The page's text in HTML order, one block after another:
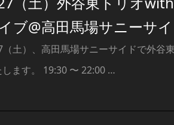
ブ@高田馬場サニーサ
土）、高田馬場サニーサイドで外谷
します。 19:30 〜 22:00 …